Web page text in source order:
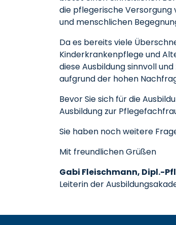
die pflegerische Versorgung
und menschlichen
Da es bereits viele
Kinderkrankenpflege und
diese Ausbildung sinnvoll
aufgrund der hohen
Bevor Sie sich für die
Ausbildung zur
Sie haben noch weitere
Mit freundlichen Grüßen
Gabi Fleischmann, Dipl.-
Leiterin der